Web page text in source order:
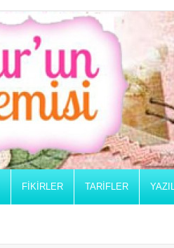
FIKIRLER TARIFLER